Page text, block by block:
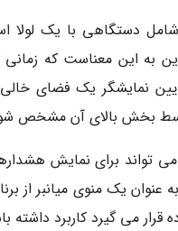
دستگاهی با یک لولا
به این معناست که
نمایشگر یک فضای
بخش بالای آن مشخص
تواند برای نمایش
عنوان یک منوی میانبر از
قرار می گیرد کاربرد داشته